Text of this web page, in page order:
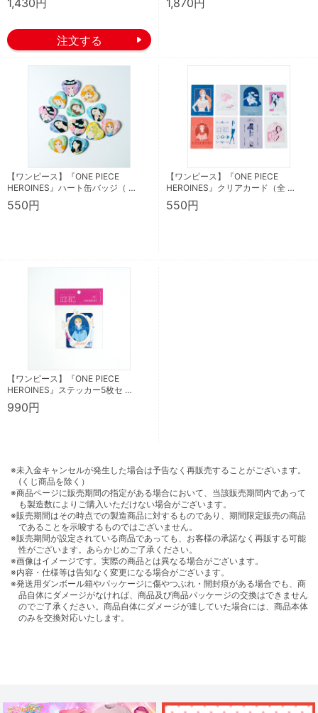
1,430円 1,870円
【ワンピース】『ONE PIECE
HEROINES』ハート缶バッジ（ …
550円
【ワンピース】『ONE PIECE
HEROINES』クリアカード（全 …
550円
【ワンピース】『ONE PIECE
HEROINES』ステッカー5枚セ …
990円
※未入金キャンセルが発生した場合は予告なく再販売することがございます。
(くじ商品を除く）
※商品ページに販売期間の指定がある場合において、当該販売期間内であって
も製造数によりご購入いただけない場合がございます。
※販売期間はその時点での製造商品に対するものであり、期間限定販売の商品
であることを示唆するものではございません。
※販売期間が設定されている商品であっても、お客様の承諾なく再販する可能
性がございます。あらかじめご了承ください。
※画像はイメージです。実際の商品とは異なる場合がございます。
※内容・仕様等は告知なく変更になる場合がございます。
※発送用ダンボール箱やパッケージに傷やつぶれ・開封痕がある場合でも、商
品自体にダメージがなければ、商品及び商品パッケージの交換はできません
のでご了承ください。商品自体にダメージが達していた場合には、商品本体
のみを交換対応いたします。